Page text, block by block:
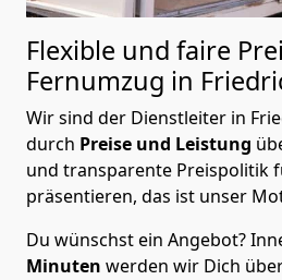
Flexible und faire
Fernumzug in
Wir sind der Dienstleiter in
durch Preise und Leistung
und transparente Preispolitik
präsentieren, das ist unser
Du wünschst ein Angebot?
Minuten werden wir Dich